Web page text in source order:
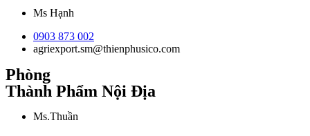
Ms Hạnh
0903 873 002
agriexport.sm@thienphusico.com
Phòng
Thành Phẩm Nội Địa
Ms.Thuần